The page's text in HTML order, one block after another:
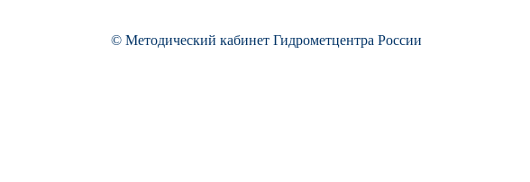
© Методический кабинет Гидрометцентра России